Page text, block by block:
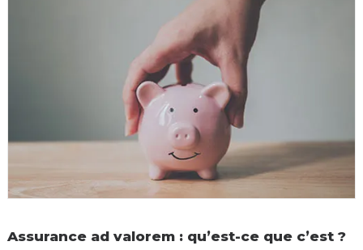
Assurance ad valorem : qu’est-ce que c’est ?